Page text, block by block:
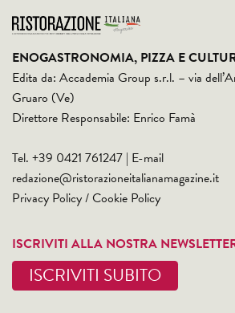
ENOGASTRONOMIA, PIZZA E
Edita da: Accademia Group s.r.l. – via
Gruaro (Ve)
Direttore Responsabile: Enrico Famà
Tel. +39 0421 761247 | E-mail
redazione@ristorazioneitalianamagazine.it
Privacy Policy/Cookie Policy
ISCRIVITI ALLA NOSTRA
ISCRIVITI SUBITO